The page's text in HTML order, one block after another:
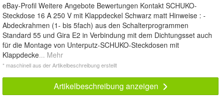
eBay-Profil Weitere Angebote Bewertungen Kontakt SCHUKO-
Steckdose 16 A 250 V mit Klappdeckel Schwarz matt Hinweise : -
Abdeckrahmen (1- bis 5fach) aus den Schalterprogrammen
Standard 55 und Gira E2 in Verbindung mit dem Dichtungsset auch
für die Montage von Unterputz-SCHUKO-Steckdosen mit
Klappdecke... Mehr
* maschinell aus der Artikelbeschreibung erstellt
Artikelbeschreibung anzeigen